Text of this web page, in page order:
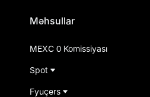
Məhsullar
MEXC 0 Komissiyası
Spot
Fyuçers